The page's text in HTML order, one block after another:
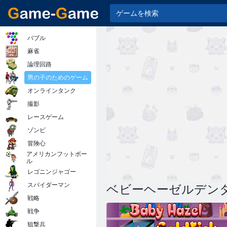
ベビーヘーゼルデン
バブル
麻雀
論理回路
男の子のためのゲーム
オンラインタンク
撮影
レースゲーム
ゾンビ
冒険心
アメリカンフットボー
ル
レゴニンジャゴー
スパイダーマン
戦略
戦争
狙撃兵